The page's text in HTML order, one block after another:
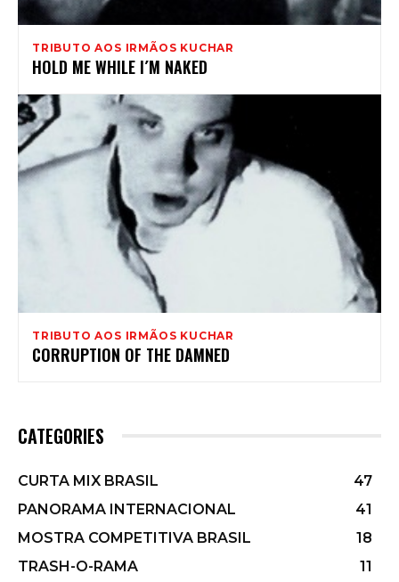
TRIBUTO AOS IRMÃOS KUCHAR
HOLD ME WHILE I´M NAKED
TRIBUTO AOS IRMÃOS KUCHAR
CORRUPTION OF THE DAMNED
CATEGORIES
CURTA MIX BRASIL
47
PANORAMA INTERNACIONAL
41
MOSTRA COMPETITIVA BRASIL
18
TRASH-O-RAMA
11